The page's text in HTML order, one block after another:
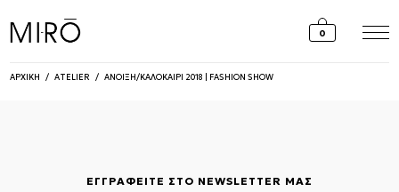
0
ΑΡΧΙΚΗ / ATELIER / ΑΝΟΙΞΗ/ΚΑΛΟΚΑΙΡΙ 2018 | FASHION SHOW
ΕΓΓΡΑΦΕΙΤΕ ΣΤΟ NEWSLETTER ΜΑΣ